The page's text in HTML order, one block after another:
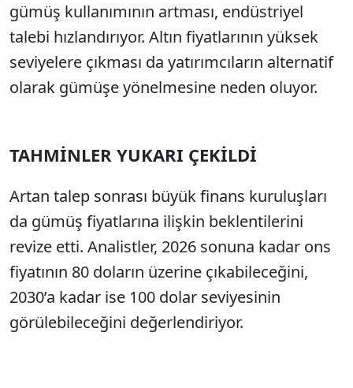
gümüş kullanımının artması, endüstriyel
talebi hızlandırıyor. Altın fiyatlarının yüksek
seviyelere çıkması da yatırımcıların alternatif
olarak gümüşe yönelmesine neden oluyor.
TAHMİNLER YUKARI ÇEKİLDİ
Artan talep sonrası büyük finans kuruluşları
da gümüş fiyatlarına ilişkin beklentilerini
revize etti. Analistler, 2026 sonuna kadar ons
fiyatının 80 doların üzerine çıkabileceğini,
2030’a kadar ise 100 dolar seviyesinin
görülebileceğini değerlendiriyor.